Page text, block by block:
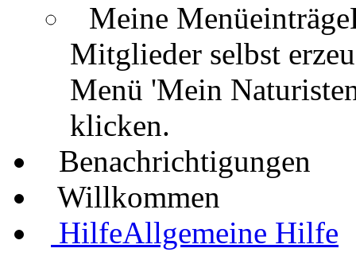
Meine Menüeinträge
Mitglieder selbst
Menü 'Mein
klicken.
Benachrichtigungen
Willkommen
HilfeAllgemeine Hilfe